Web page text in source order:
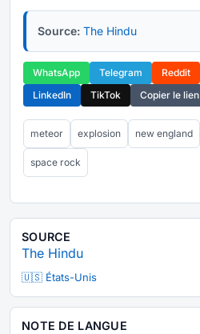
Source: The Hindu
WhatsApp Telegram Reddit
LinkedIn
TikTok Copier le lien
meteor explosion new england
space rock
SOURCE
The Hindu
🇺🇸 États-Unis
NOTE DE LANGUE